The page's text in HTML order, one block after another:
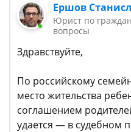
Ершов
Юрист по
вопросы
Здравствуйте,
По российскому
место жительства
соглашением
удается — в судебном